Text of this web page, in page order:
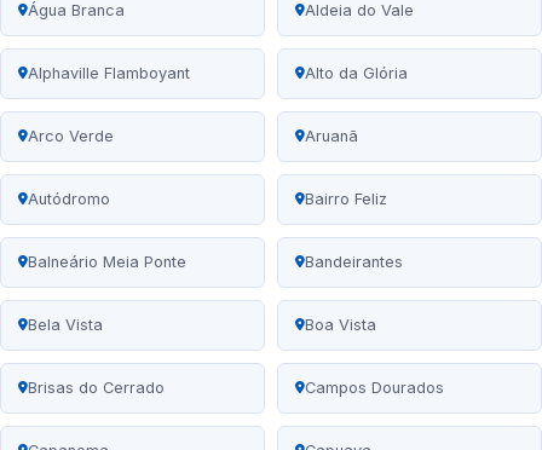
Água Branca Aldeia do Vale
Alphaville Flamboyant Alto da Glória
Arco Verde Aruanã
Autódromo Bairro Feliz
Balneário Meia Ponte Bandeirantes
Bela Vista Boa Vista
Brisas do Cerrado Campos Dourados